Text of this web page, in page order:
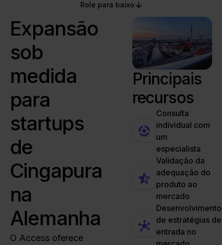
Role para baixo
Expansão
sob
medida
para
startups
de
Cingapura
na
Alemanha
O Access oferece
Principais
recursos
Consulta
individual com
um
especialista
Validação da
adequação do
produto ao
mercado
Desenvolvimento
de estratégias de
entrada no